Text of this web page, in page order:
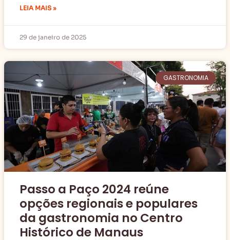
LEIA MAIS »
29 de janeiro de 2025
GASTRONOMIA
Passo a Paço 2024 reúne
opções regionais e populares
da gastronomia no Centro
Histórico de Manaus